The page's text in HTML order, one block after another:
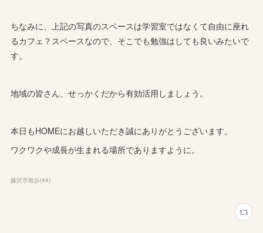
ちなみに、上記の写真のスペースは学習室ではなくて自由に座れ
るカフェ？スペースなので、そこでも勉強はしても良いみたいで
す。
地域の皆さん、せっかくだから有効活用しましょう。
本日もHOMEにお越しいただき誠にありがとうございます。
ワクワクや成長が生まれる場所でありますように。
藤沢市散歩(44)